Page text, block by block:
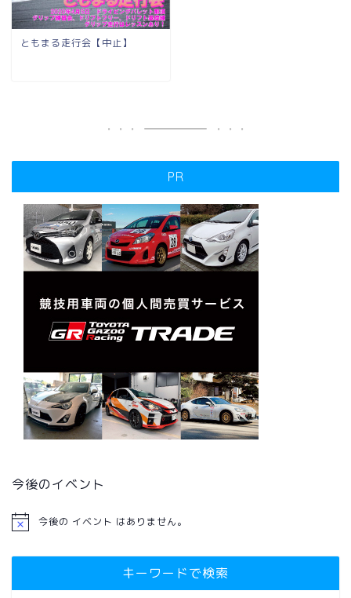
ともまる走行会【中止】
PR
今後のイベント
今後の イベント はありません。
キーワードで検索